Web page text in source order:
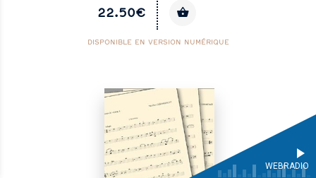
22.50€
DISPONIBLE EN VERSION NUMÉRIQUE
WEBRADIO